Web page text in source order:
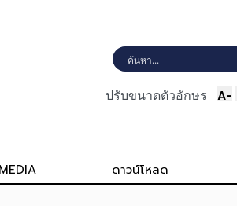
ปรับขนาดตัวอักษร A-
MEDIA ดาวน์โหลด